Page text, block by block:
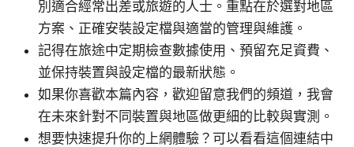
別適合經常出差或旅遊的人士。重點在於選對地區
方案、正確安裝設定檔與適當的管理與維護。
記得在旅途中定期檢查數據使用、預留充足資費、
並保持裝置與設定檔的最新狀態。
如果你喜歡本篇內容，歡迎留意我們的頻道，我會
在未來針對不同裝置與地區做更細的比較與實測。
想要快速提升你的上網體驗？可以看看這個連結中